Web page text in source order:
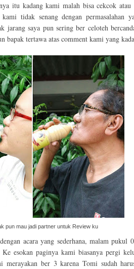
itu kadang kami malah bisa cekcok atau
tidak senang dengan permasalahan
jarang saya pun sering ber celoteh
bapak tertawa atas comment kami yang
pun mau jadi partner untuk Review ku
acara yang sederhana, malam pukul
esokan paginya kami biasanya pergi
merayakan ber 3 karena Tomi sudah